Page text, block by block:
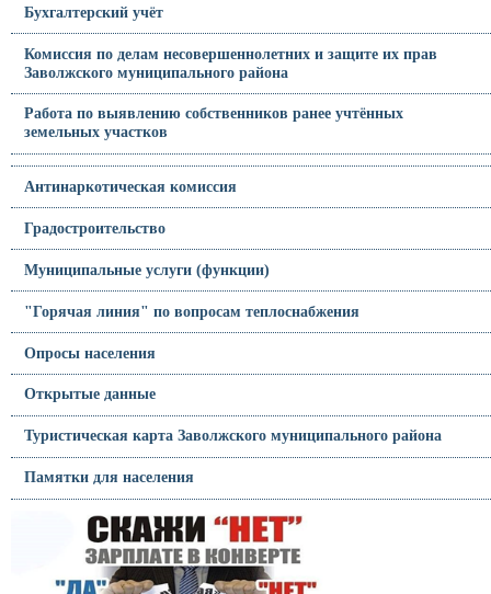
Бухгалтерский учёт
Комиссия по делам несовершеннолетних и защите их прав
Заволжского муниципального района
Работа по выявлению собственников ранее учтённых
земельных участков
Антинаркотическая комиссия
Градостроительство
Муниципальные услуги (функции)
"Горячая линия" по вопросам теплоснабжения
Опросы населения
Открытые данные
Туристическая карта Заволжского муниципального района
Памятки для населения